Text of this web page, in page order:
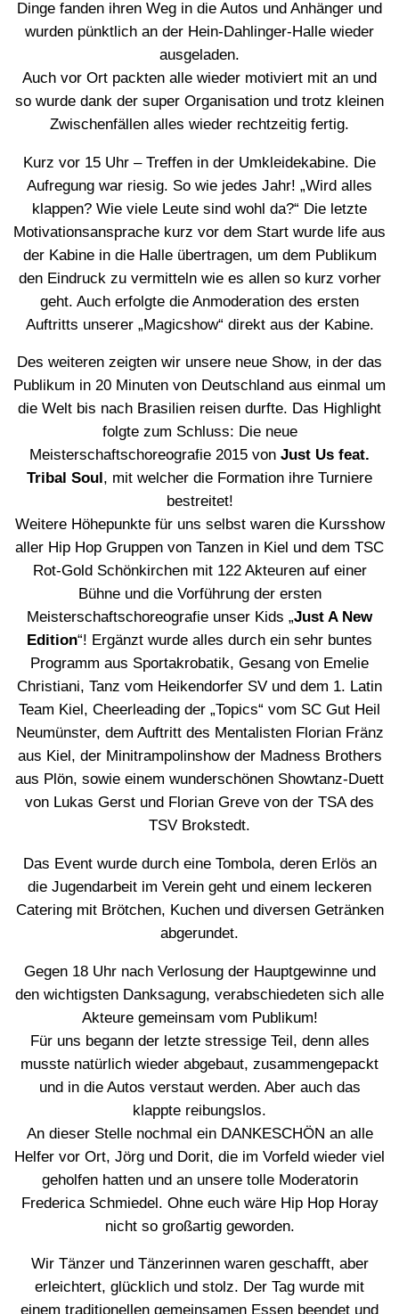
Dinge fanden ihren Weg in die Autos und Anhänger und
wurden pünktlich an der Hein-Dahlinger-Halle wieder
ausgeladen.
Auch vor Ort packten alle wieder motiviert mit an und
so wurde dank der super Organisation und trotz kleinen
Zwischenfällen alles wieder rechtzeitig fertig.
Kurz vor 15 Uhr – Treffen in der Umkleidekabine. Die
Aufregung war riesig. So wie jedes Jahr! „Wird alles
klappen? Wie viele Leute sind wohl da?“ Die letzte
Motivationsansprache kurz vor dem Start wurde life aus
der Kabine in die Halle übertragen, um dem Publikum
den Eindruck zu vermitteln wie es allen so kurz vorher
geht. Auch erfolgte die Anmoderation des ersten
Auftritts unserer „Magicshow“ direkt aus der Kabine.
Des weiteren zeigten wir unsere neue Show, in der das
Publikum in 20 Minuten von Deutschland aus einmal um
die Welt bis nach Brasilien reisen durfte. Das Highlight
folgte zum Schluss: Die neue
Meisterschaftschoreografie 2015 von Just Us feat.
Tribal Soul , mit welcher die Formation ihre Turniere
bestreitet!
Weitere Höhepunkte für uns selbst waren die Kursshow
aller Hip Hop Gruppen von Tanzen in Kiel und dem TSC
Rot-Gold Schönkirchen mit 122 Akteuren auf einer
Bühne und die Vorführung der ersten
Meisterschaftschoreografie unser Kids „Just A New
Edition“! Ergänzt wurde alles durch ein sehr buntes
Programm aus Sportakrobatik, Gesang von Emelie
Christiani, Tanz vom Heikendorfer SV und dem 1. Latin
Team Kiel, Cheerleading der „Topics“ vom SC Gut Heil
Neumünster, dem Auftritt des Mentalisten Florian Fränz
aus Kiel, der Minitrampolinshow der Madness Brothers
aus Plön, sowie einem wunderschönen Showtanz-Duett
von Lukas Gerst und Florian Greve von der TSA des
TSV Brokstedt.
Das Event wurde durch eine Tombola, deren Erlös an
die Jugendarbeit im Verein geht und einem leckeren
Catering mit Brötchen, Kuchen und diversen Getränken
abgerundet.
Gegen 18 Uhr nach Verlosung der Hauptgewinne und
den wichtigsten Danksagung, verabschiedeten sich alle
Akteure gemeinsam vom Publikum!
Für uns begann der letzte stressige Teil, denn alles
musste natürlich wieder abgebaut, zusammengepackt
und in die Autos verstaut werden. Aber auch das
klappte reibungslos.
An dieser Stelle nochmal ein DANKESCHÖN an alle
Helfer vor Ort, Jörg und Dorit, die im Vorfeld wieder viel
geholfen hatten und an unsere tolle Moderatorin
Frederica Schmiedel. Ohne euch wäre Hip Hop Horay
nicht so großartig geworden.
Wir Tänzer und Tänzerinnen waren geschafft, aber
erleichtert, glücklich und stolz. Der Tag wurde mit
einem traditionellen gemeinsamen Essen beendet und